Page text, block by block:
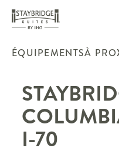
ÉQUIPEMENTSÀ
I-70